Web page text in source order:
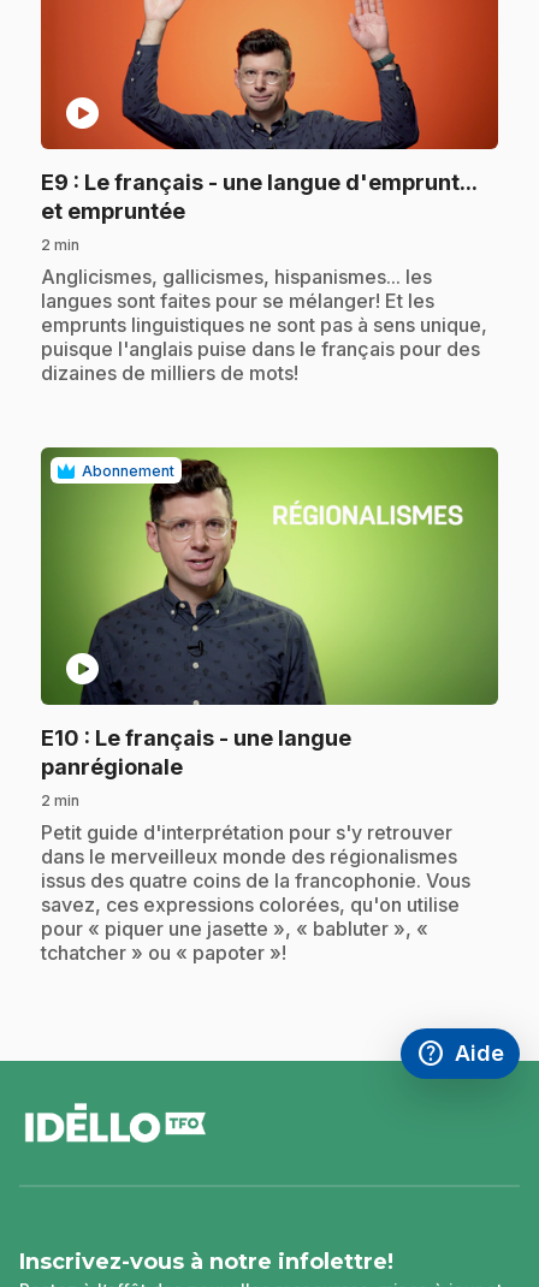
play_circle
E9 : Le français - une langue d'emprunt...
et empruntée.
2 min
.Anglicismes, gallicismes, hispanismes... les
langues sont faites pour se mélanger! Et les
emprunts linguistiques ne sont pas à sens unique,
puisque l'anglais puise dans le français pour des
dizaines de milliers de mots!
Abonnement
play_circle
E10 : Le français - une langue
panrégionale.
2 min
.Petit guide d'interprétation pour s'y retrouver
dans le merveilleux monde des régionalismes
issus des quatre coins de la francophonie. Vous
savez, ces expressions colorées, qu'on utilise
pour « piquer une jasette », « babluter », «
tchatcher » ou « papoter »!
help
Accéder à
Aide
,Ce lien
de
page
Inscrivez-vous à notre infolettre!